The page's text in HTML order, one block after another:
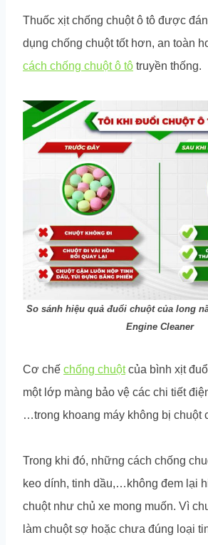
Thuốc xịt chống chuột ô tô được
dụng chống chuột tốt hơn, an toàn
cách chống chuột ô tô truyền thống.
So sánh hiệu quả đuổi chuột của long
Engine Cleaner
Cơ chế chống chuộtcủa bình xịt
một lớp màng bảo vệ các chi tiết
…trong khoang máy không bị chuột
Trong khi đó, những cách chống
keo dính, tinh dầu,…không đem lại
chuột như chủ xe mong muốn. Vì
làm chuột sợ hoặc chưa đúng loại